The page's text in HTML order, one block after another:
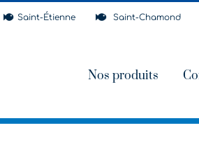
Saint-Étienne Saint-Chamond
Nos produits